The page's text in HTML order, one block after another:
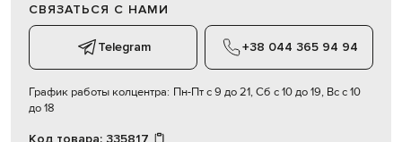
СВЯЗАТЬСЯ С НАМИ
Telegram +38 044 365 94 94
График работы колцентра: Пн-Пт с 9 до 21, Сб с 10 до 19, Вс с 10
до 18
Код товара: 335817